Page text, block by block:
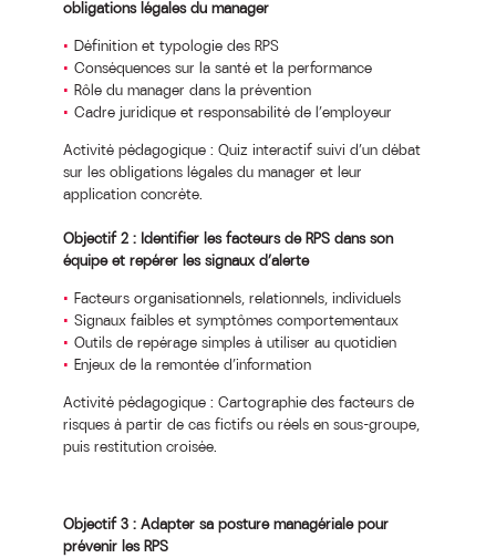
obligations légales du manager
Définition et typologie des RPS
Conséquences sur la santé et la performance
Rôle du manager dans la prévention
Cadre juridique et responsabilité de l’employeur
Activité pédagogique : Quiz interactif suivi d’un débat
sur les obligations légales du manager et leur
application concrète.
Objectif 2 : Identifier les facteurs de RPS dans son
équipe et repérer les signaux d’alerte
Facteurs organisationnels, relationnels, individuels
Signaux faibles et symptômes comportementaux
Outils de repérage simples à utiliser au quotidien
Enjeux de la remontée d’information
Activité pédagogique : Cartographie des facteurs de
risques à partir de cas fictifs ou réels en sous-groupe,
puis restitution croisée.
Objectif 3 : Adapter sa posture managériale pour
prévenir les RPS